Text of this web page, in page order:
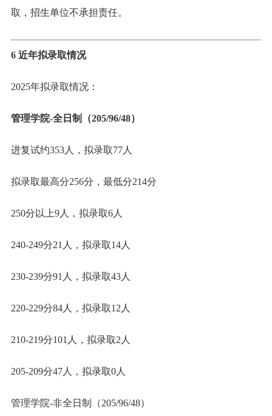
取，招生单位不承担责任。
6 近年拟录取情况
2025年拟录取情况：
管理学院-全日制（205/96/48）
进复试约353人，拟录取77人
拟录取最高分256分，最低分214分
250分以上9人，拟录取6人
240-249分21人，拟录取14人
230-239分91人，拟录取43人
220-229分84人，拟录取12人
210-219分101人，拟录取2人
205-209分47人，拟录取0人
管理学院-非全日制（205/96/48）